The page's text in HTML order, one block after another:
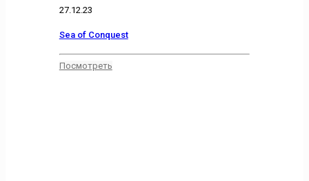
27.12.23
Sea of Conquest
Посмотреть